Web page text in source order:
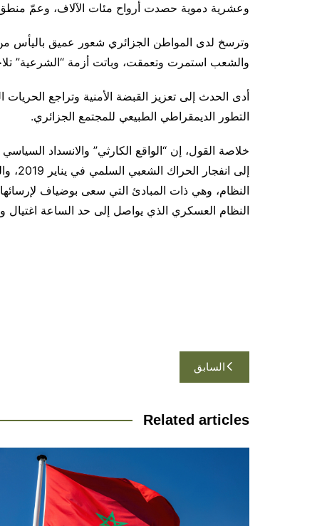
وعشرية دموية حصدت أرواح مئات الآلاف، وعمّ منطق
وترسخ لدى المواطن الجزائري شعور عميق باليأس من
والشعب استمرت وتعمقت، وباتت أزمة “الشرعية”
أدى الحدث إلى تعزيز القبضة الأمنية وتراجع الحريات
التطور الديمقراطي الطبيعي للمجتمع الجزائري.
خلاصة القول، إن “الواقع الكارثي” والانسداد
إلى
النظام، وهي ذات المبادئ التي سعى بوضياف
النظام العسكري الذي يواصل إلى حد الساعة اغتيال
تصفّح
المقالات
السابق
Related articles